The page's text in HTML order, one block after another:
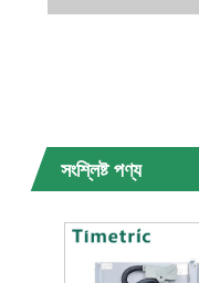
সংশ্লিষ্ট পণ্য